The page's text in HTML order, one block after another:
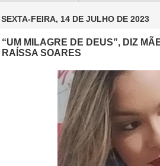
SEXTA-FEIRA, 14 DE JULHO DE 2023
“UM MILAGRE DE DEUS”, DIZ
RAÍSSA SOARES